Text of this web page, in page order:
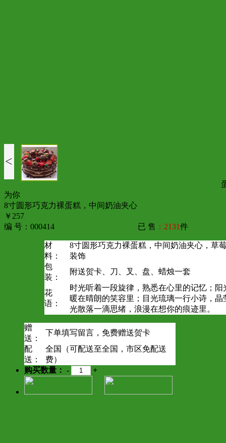
<
为你
8寸圆形巧克力裸蛋糕，中间奶油夹心
￥257
编 号：000414
已 售 ：2131件
材
料：
8寸圆形巧克力裸蛋糕，中间奶油夹心，草
装饰
包
装：
附送贺卡、刀、叉、盘、蜡烛一套
花
语：
时光听着一段旋律，熟悉在心里的记忆；
暖在晴朗的笑容里；目光琉璃一行小诗，
光散落一滴思绪，浪漫在想你的痕迹里。
赠
送：
下单填写留言，免费赠送贺卡
配
送：
全国（可配送至全国，市区免配送
费）
购买数量： - +